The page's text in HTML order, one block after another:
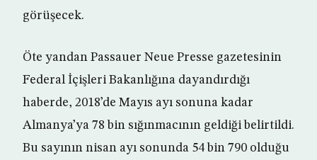
görüşecek.
Öte yandan Passauer Neue Presse gazetesinin
Federal İçişleri Bakanlığına dayandırdığı
haberde, 2018’de Mayıs ayı sonuna kadar
Almanya’ya 78 bin sığınmacının geldiği belirtildi.
Bu sayının nisan ayı sonunda 54 bin 790 olduğu